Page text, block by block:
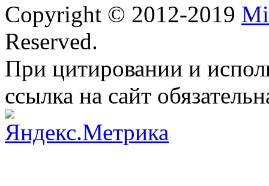
Copyright © 2012-2019
Reserved.
При цитировании и
ссылка на сайт